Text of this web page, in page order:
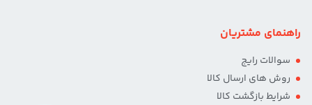
راهنمای مشتریان
سوالات رایج
روش های ارسال کالا
شرایط بازگشت کالا